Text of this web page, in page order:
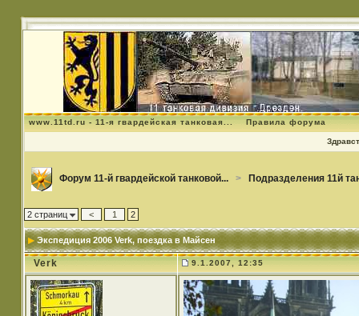
www.11td.ru - 11-я гвардейская танковая... Правила форума
Форум 11-й гвардейской танковой... > Подразделения 11й
2 страниц < 1 2
Экспедиция 2006 Verk, поездка в Майсен
Verk 9.1.2007, 12:35